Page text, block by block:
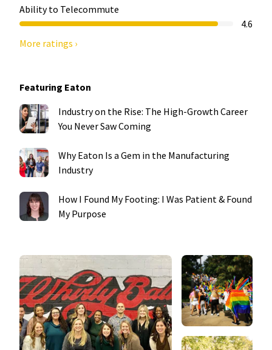
Ability to Telecommute
4.6
More ratings ›
Featuring Eaton
Industry on the Rise: The High-Growth Career
You Never Saw Coming
Why Eaton Is a Gem in the Manufacturing
Industry
How I Found My Footing: I Was Patient & Found
My Purpose